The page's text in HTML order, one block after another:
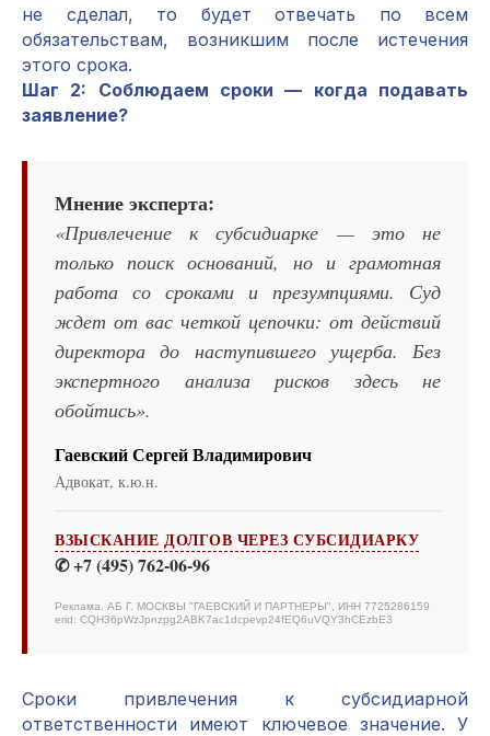
не сделал, то будет отвечать по всем
обязательствам, возникшим после истечения
этого срока.
Шаг 2: Соблюдаем сроки — когда подавать
заявление?
Мнение эксперта:
«Привлечение к субсидиарке — это не
только поиск оснований, но и грамотная
работа со сроками и презумпциями. Суд
ждет от вас четкой цепочки: от действий
директора до наступившего ущерба. Без
экспертного анализа рисков здесь не
обойтись».
Гаевский Сергей Владимирович
Адвокат, к.ю.н.
ВЗЫСКАНИЕ ДОЛГОВ ЧЕРЕЗ СУБСИДИАРКУ
✆ +7 (495) 762-06-96
Реклама. АБ Г. МОСКВЫ "ГАЕВСКИЙ И ПАРТНЕРЫ", ИНН 7725286159
erid: CQH36pWzJpnzpg2ABK7ac1dcpevp24fEQ6uVQY3hCEzbE3
Сроки привлечения к субсидиарной
ответственности имеют ключевое значение. У